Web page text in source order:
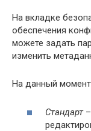
На вкладке
обеспечения
можете задать
изменить
На данный
Стандарт–